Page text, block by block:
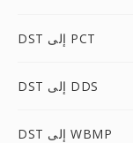
DST إلى PCT
DST إلى DDS
DST إلى WBMP